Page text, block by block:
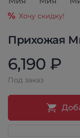
Прихожая
Хочу скидку!
6,190 ₽
Под заказ